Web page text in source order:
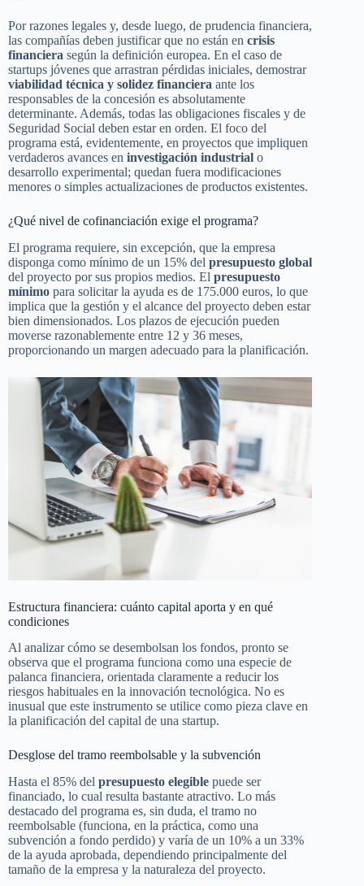
Por razones legales y, desde luego, de prudencia financiera,
las compañías deben justificar que no están en crisis
financiera según la definición europea. En el caso de
startups jóvenes que arrastran pérdidas iniciales, demostrar
viabilidad técnica y solidez financiera ante los
responsables de la concesión es absolutamente
determinante. Además, todas las obligaciones fiscales y de
Seguridad Social deben estar en orden. El foco del
programa está, evidentemente, en proyectos que impliquen
verdaderos avances en investigación industrial o
desarrollo experimental; quedan fuera modificaciones
menores o simples actualizaciones de productos existentes.
¿Qué nivel de cofinanciación exige el programa?
El programa requiere, sin excepción, que la empresa
disponga como mínimo de un 15% del presupuesto global
del proyecto por sus propios medios. El presupuesto
mínimo para solicitar la ayuda es de 175.000 euros, lo que
implica que la gestión y el alcance del proyecto deben estar
bien dimensionados. Los plazos de ejecución pueden
moverse razonablemente entre 12 y 36 meses,
proporcionando un margen adecuado para la planificación.
Estructura financiera: cuánto capital aporta y en qué
condiciones
Al analizar cómo se desembolsan los fondos, pronto se
observa que el programa funciona como una especie de
palanca financiera, orientada claramente a reducir los
riesgos habituales en la innovación tecnológica. No es
inusual que este instrumento se utilice como pieza clave en
la planificación del capital de una startup.
Desglose del tramo reembolsable y la subvención
Hasta el 85% del presupuesto elegible puede ser
financiado, lo cual resulta bastante atractivo. Lo más
destacado del programa es, sin duda, el tramo no
reembolsable (funciona, en la práctica, como una
subvención a fondo perdido) y varía de un 10% a un 33%
de la ayuda aprobada, dependiendo principalmente del
tamaño de la empresa y la naturaleza del proyecto.